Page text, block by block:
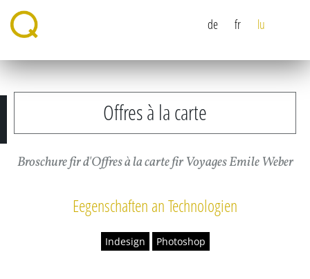
de fr lu
Offres à la carte
Broschure fir d'Offres à la carte fir Voyages Emile Weber
Eegenschaften an Technologien
Indesign Photoshop